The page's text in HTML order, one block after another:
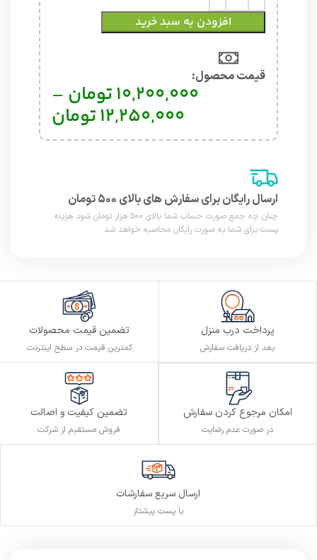
افزودن به سبد خرید
قیمت محصول:​
10,200,000تومان –
12,250,000تومان
ارسال رایگان برای سفارش های بالای ۵۰۰ تومان
چنان چه جمع صورت حساب شما بالای ۵۰۰ هزار تومان شود هزینه
پست برای شما به صورت رایگان محاصبه خواهد شد.
پرداخت درب منزل
بعد از دریافت سفارش
تضمین قیمت محصولات
کمترین قیمت در سطح اینترنت
امکان مرجوع کردن سفارش
در صورت عدم رضایت
تضمین کیفیت و اصالت
فروش مستقیم از شرکت
ارسال سریع سفارشات
با پست پیشتاز